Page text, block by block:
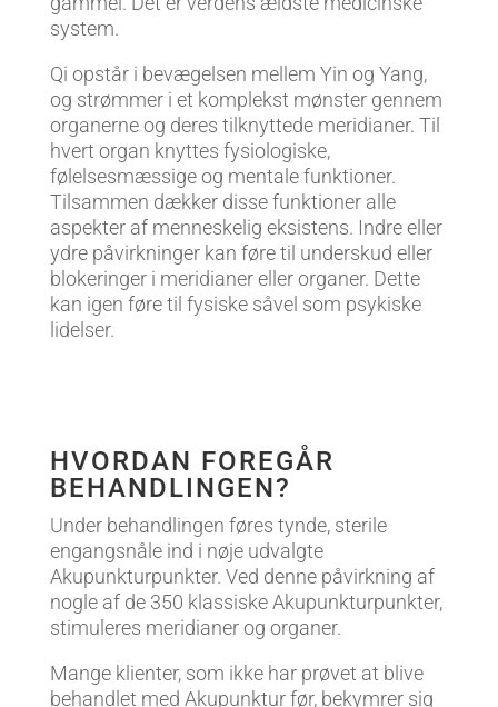
system.
Qi opstår i bevægelsen mellem Yin og Yang,
og strømmer i et komplekst mønster gennem
organerne og deres tilknyttede meridianer. Til
hvert organ knyttes fysiologiske,
følelsesmæssige og mentale funktioner.
Tilsammen dækker disse funktioner alle
aspekter af menneskelig eksistens. Indre eller
ydre påvirkninger kan føre til underskud eller
blokeringer i meridianer eller organer. Dette
kan igen føre til fysiske såvel som psykiske
lidelser.
HVORDAN FOREGÅR
BEHANDLINGEN?
Under behandlingen føres tynde, sterile
engangsnåle ind i nøje udvalgte
Akupunkturpunkter. Ved denne påvirkning af
nogle af de 350 klassiske Akupunkturpunkter,
stimuleres meridianer og organer.
Mange klienter, som ikke har prøvet at blive
behandlet med Akupunktur før, bekymrer sig